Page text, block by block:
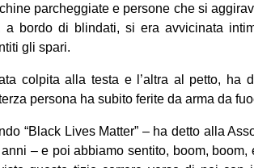
parcheggiate e persone che si
a bordo di blindati, si era avvicinata
gli spari.
colpita alla testa e l’altra al petto, ha
persona ha subito ferite da arma da
“Black Lives Matter” – ha detto alla
– e poi abbiamo sentito, boom, boom,